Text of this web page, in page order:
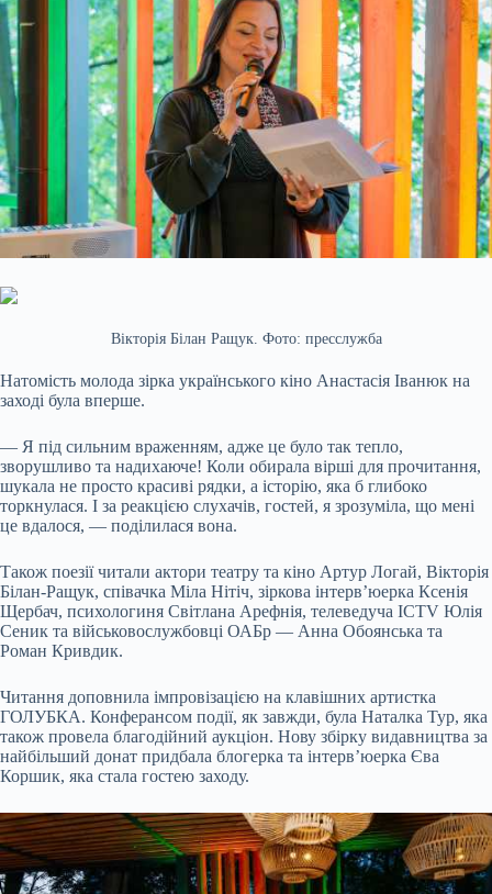
Вікторія Білан Ращук. Фото: пресслужба
Натомість молода зірка українського кіно Анастасія Іванюк на
заході була вперше.
— Я під сильним враженням, адже це було так тепло,
зворушливо та надихаюче! Коли обирала вірші для прочитання,
шукала не просто красиві рядки, а історію, яка б глибоко
торкнулася. І за реакцією слухачів, гостей, я зрозуміла, що мені
це вдалося, — поділилася вона.
Також поезії читали актори театру та кіно Артур Логай, Вікторія
Білан-Ращук, співачка Міла Нітіч, зіркова інтерв’юерка Ксенія
Щербач, психологиня Світлана Арефнія, телеведуча ICTV Юлія
Сеник та військовослужбовці ОАБр — Анна Обоянська та
Роман Кривдик.
Читання доповнила імпровізацією на клавішних артистка
ГОЛУБКА. Конферансом події, як завжди, була Наталка Тур, яка
також провела благодійний аукціон. Нову збірку видавництва за
найбільший донат придбала блогерка та інтерв’юерка Єва
Коршик, яка стала гостею заходу.